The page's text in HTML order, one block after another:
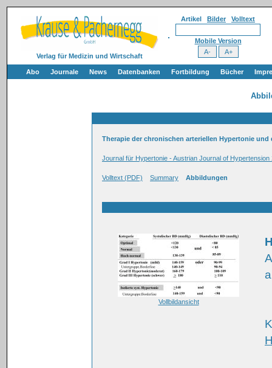
Verlag für Medizin und Wirtschaft
Artikel Bilder Volltext
Mobile Version
Abo Journale News Datenbanken Fortbildung Bücher
Therapie der chronischen arteriellen Hypertonie und
Journal für Hypertonie - Austrian Journal of Hypertension
Volltext (PDF) Summary Abbildungen
Vollbildansicht